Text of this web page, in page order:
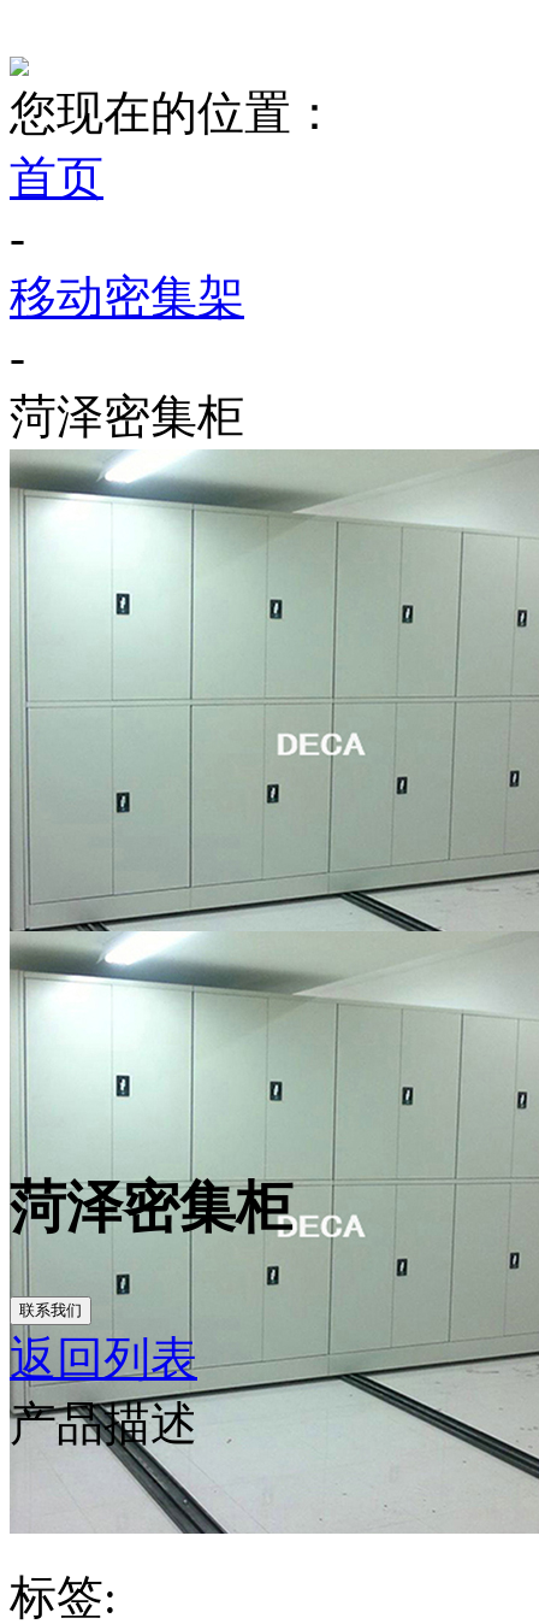
您现在的位置：
首页
-
移动密集架
-
菏泽密集柜
菏泽密集柜
联系我们
返回列表
产品描述
标签: